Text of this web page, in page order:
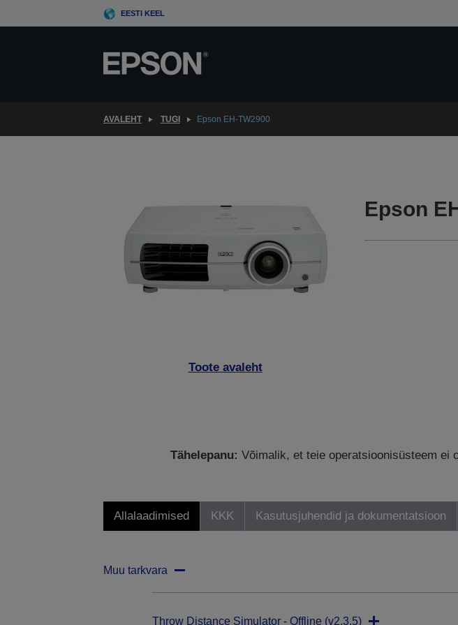
to
EESTI KEEL
AVALEHT TUGI Epson EH-TW2900
Toote avaleht
Epson
Tähelepanu: Võimalik, et teie operatsioonisüsteem ei
Allalaadimised KKK Kasutusjuhendid ja dokumentatsioon
Muu tarkvara
Throw Distance Simulator - Offline (v2.3.5)